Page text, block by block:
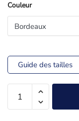
Couleur
Guide des tailles